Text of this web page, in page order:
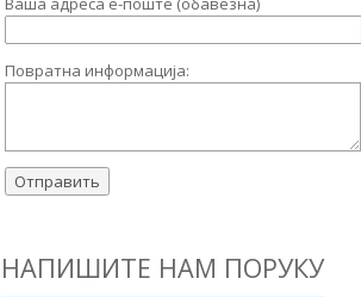
Повратна информација:
НАПИШИТЕ НАМ ПОРУКУ